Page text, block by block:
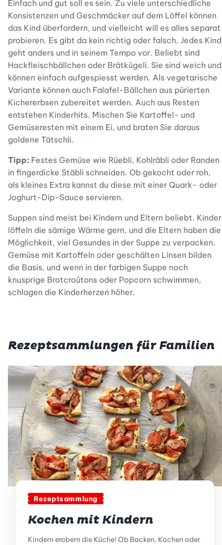
Einfach und gut soll es sein. Zu viele unterschiedliche
Konsistenzen und Geschmäcker auf dem Löffel können
das Kind überfordern, und vielleicht will es alles separat
probieren. Es gibt da kein richtig oder falsch. Jedes Kind
geht anders und in seinem Tempo vor. Beliebt sind
Hackfleischbällchen oder Brätkügeli. Sie sind weich und
können einfach aufgespiesst werden. Als vegetarische
Variante können auch Falafel-Bällchen aus pürierten
Kichererbsen zubereitet werden. Auch aus Resten
entstehen Kinderhits. Mischen Sie Kartoffel- und
Gemüseresten mit einem Ei, und braten Sie daraus
goldene Tätschli.
Tipp: Festes Gemüse wie Rüebli, Kohlräbli oder Randen
in fingerdicke Stäbli schneiden. Ob gekocht oder roh,
als kleines Extra kannst du diese mit einer Quark- oder
Joghurt-Dip-Sauce servieren.
Suppen sind meist bei Kindern und Eltern beliebt. Kinder
löffeln die sämige Wärme gern, und die Eltern haben die
Möglichkeit, viel Gesundes in der Suppe zu verpacken.
Gemüse mit Kartoffeln oder geschälten Linsen bilden
die Basis, und wenn in der farbigen Suppe noch
knusprige Brotcroûtons oder Popcorn schwimmen,
schlagen die Kinderherzen höher.
Rezeptsammlungen für Familien
Rezeptsammlung
Kochen mit Kindern
Kindern erobern die Küche! Ob Backen, Kochen oder